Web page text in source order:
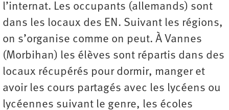
l’internat. Les occupants (allemands) sont
dans les locaux des EN. Suivant les régions,
on s’organise comme on peut. À Vannes
(Morbihan) les élèves sont répartis dans des
locaux récupérés pour dormir, manger et
avoir les cours partagés avec les lycéens ou
lycéennes suivant le genre, les écoles